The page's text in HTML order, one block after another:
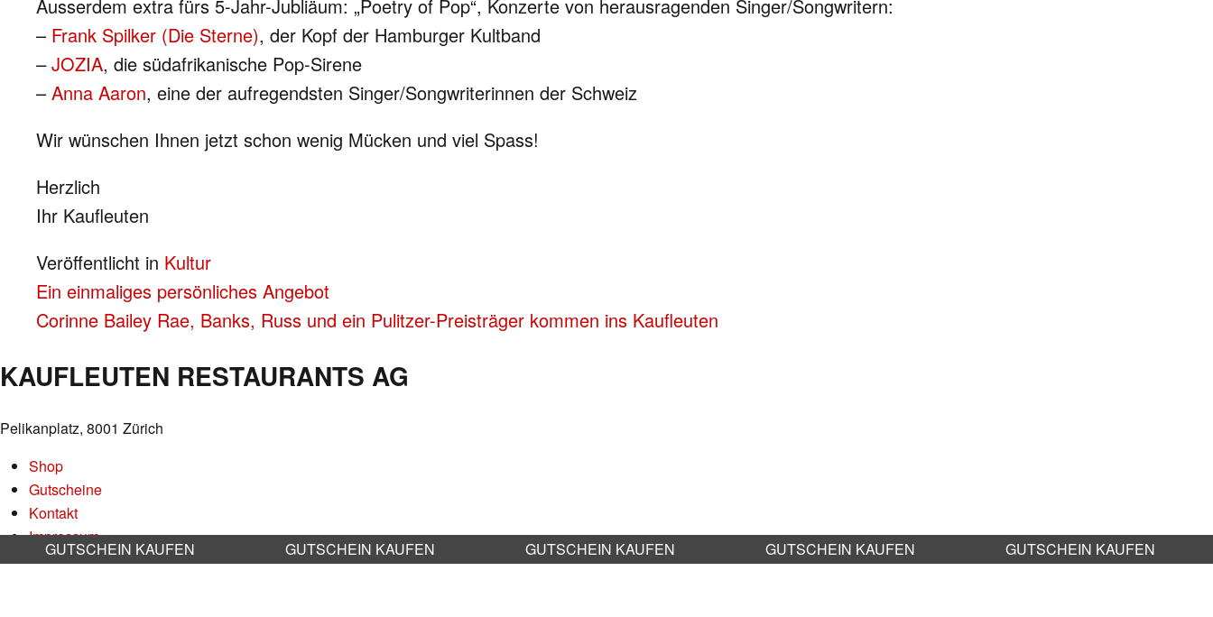
Ausserdem extra fürs 5-Jahr-Jubliäum: „Poetry of Pop“, Konzerte von herausragenden Singer/Songwritern:
– Frank Spilker (Die Sterne), der Kopf der Hamburger Kultband
–JOZIA, die südafrikanische Pop-Sirene
– Anna Aaron, eine der aufregendsten Singer/Songwriterinnen der Schweiz
Wir wünschen Ihnen jetzt schon wenig Mücken und viel Spass!
Herzlich
Ihr Kaufleuten
Veröffentlicht in Kultur
BEITRAGS-
NAVIGATION
Ein einmaliges persönliches Angebot
Corinne Bailey Rae, Banks, Russ und ein Pulitzer-Preisträger kommen ins Kaufleuten
KAUFLEUTEN RESTAURANTS AG
Pelikanplatz, 8001 Zürich
Shop
Gutscheine
Kontakt
Impressum
Datenschutz
GUTSCHEIN KAUFEN GUTSCHEIN KAUFEN GUTSCHEIN KAUFEN GUTSCHEIN KAUFEN GUTSCHEIN KAUFEN